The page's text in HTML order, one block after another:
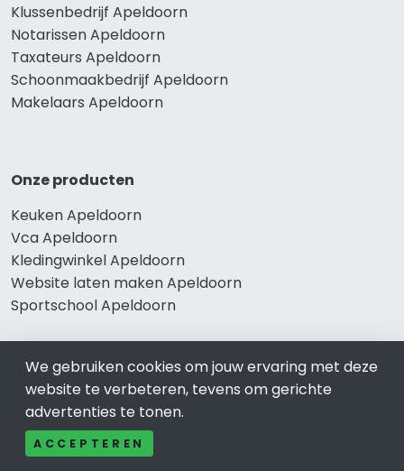
Klussenbedrijf Apeldoorn
Notarissen Apeldoorn
Taxateurs Apeldoorn
Schoonmaakbedrijf Apeldoorn
Makelaars Apeldoorn
Onze producten
Keuken Apeldoorn
Vca Apeldoorn
Kledingwinkel Apeldoorn
Website laten maken Apeldoorn
Sportschool Apeldoorn
Gewaardeerd
Auto-bedrijven Apeldoorn
Auto huren-Autoverhuur Apeldoorn
Banden-Bandenservice Apeldoorn
We gebruiken cookies om jouw ervaring met deze
website te verbeteren, tevens om gerichte
advertenties te tonen.
ACCEPTEREN